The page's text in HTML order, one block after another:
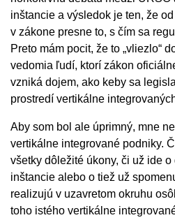
inštancie a výsledok je ten, že
v zákone presne to, s čím sa
Preto mám pocit, že to „vliezlo“
vedomia ľudí, ktorí zákon
vzniká dojem, ako keby sa
prostredí vertikálne
Aby som bol ale úprimný, mne
vertikálne integrované podniky.
všetky dôležité úkony, či už ide
inštancie alebo o tiež už
realizujú v uzavretom okruhu
toho istého vertikálne